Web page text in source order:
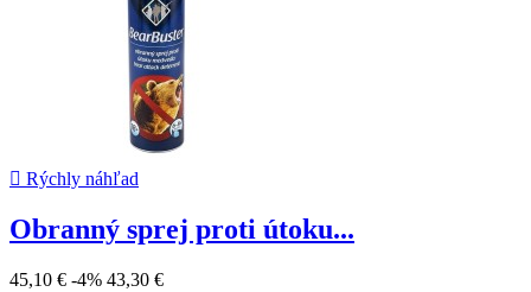
 Rýchly náhľad
Obranný sprej proti útoku...
45,10 € -4% 43,30 €